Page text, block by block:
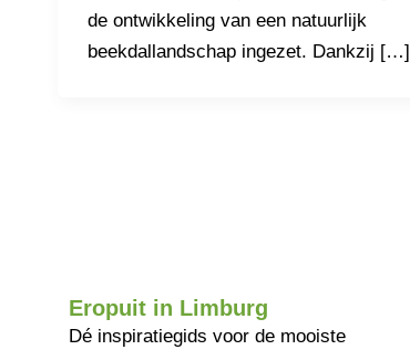
de ontwikkeling van een natuurlijk
beekdallandschap ingezet. Dankzij […]
Eropuit in Limburg
Dé inspiratiegids voor de mooiste